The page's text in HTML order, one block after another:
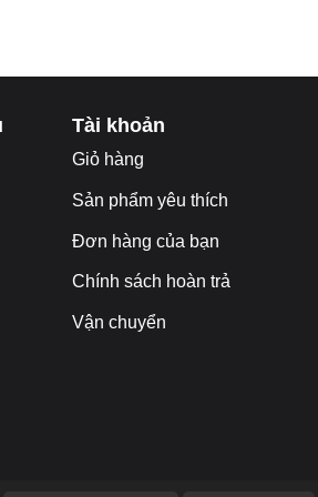
Tài khoản
Giỏ hàng
Sản phẩm yêu thích
Đơn hàng của bạn
Chính sách hoàn trả
Vận chuyển